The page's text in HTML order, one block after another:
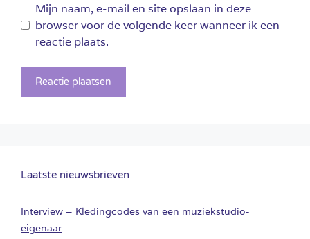
Mijn naam, e-mail en site opslaan in deze
browser voor de volgende keer wanneer ik een
reactie plaats.
Laatste nieuwsbrieven
Interview – Kledingcodes van een muziekstudio-
eigenaar